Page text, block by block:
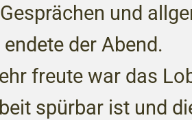
und
der Abend.
freute war das
spürbar ist und